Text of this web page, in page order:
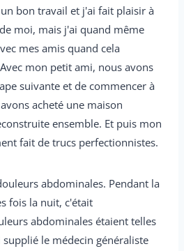
bon travail et j'ai fait plaisir à
moi, mais j'ai quand même
mes amis quand cela
mon petit ami, nous avons
suivante et de commencer à
acheté une maison
ensemble. Et puis mon
fait de trucs perfectionnistes.
abdominales. Pendant la
fois la nuit, c'était
abdominales étaient telles
le médecin généraliste